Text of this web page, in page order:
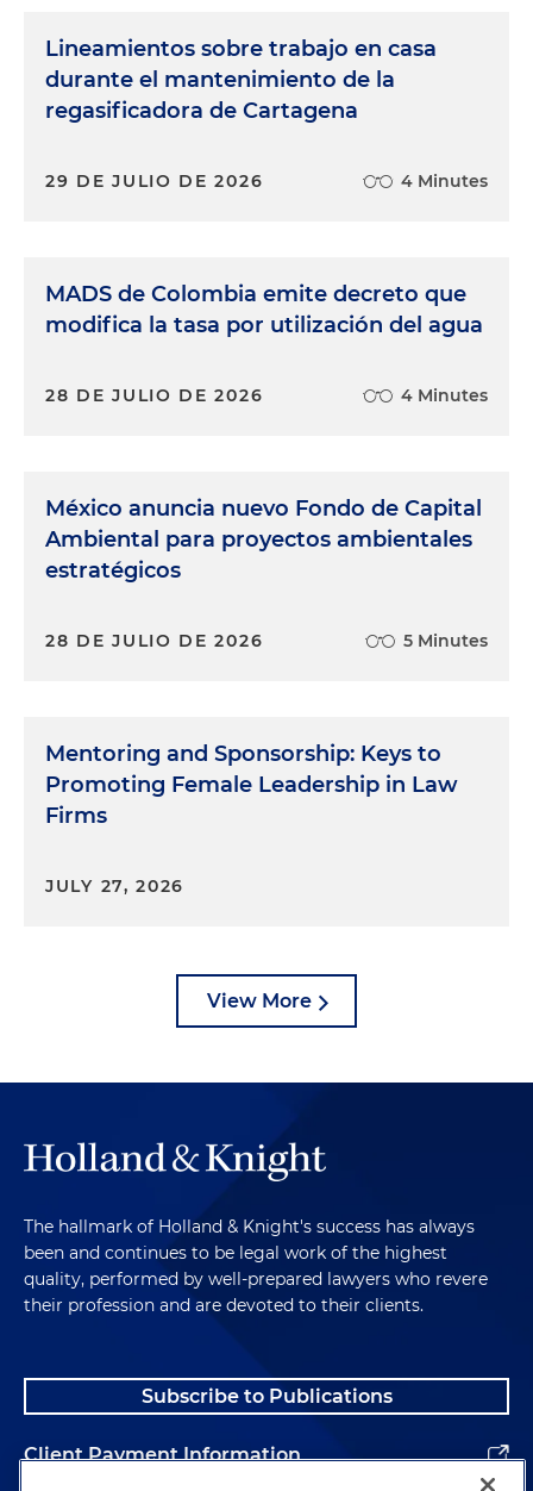
Lineamientos sobre trabajo en casa
durante el mantenimiento de la
regasificadora de Cartagena
29 DE JULIO DE 2026 4 Minutes
MADS de Colombia emite decreto que
modifica la tasa por utilización del agua
28 DE JULIO DE 2026 4 Minutes
México anuncia nuevo Fondo de Capital
Ambiental para proyectos ambientales
estratégicos
28 DE JULIO DE 2026 5 Minutes
Mentoring and Sponsorship: Keys to
Promoting Female Leadership in Law
Firms
JULY 27, 2026
View More
The hallmark of Holland & Knight's success has always
been and continues to be legal work of the highest
quality, performed by well-prepared lawyers who revere
their profession and are devoted to their clients.
Subscribe to Publications
Client Payment Information